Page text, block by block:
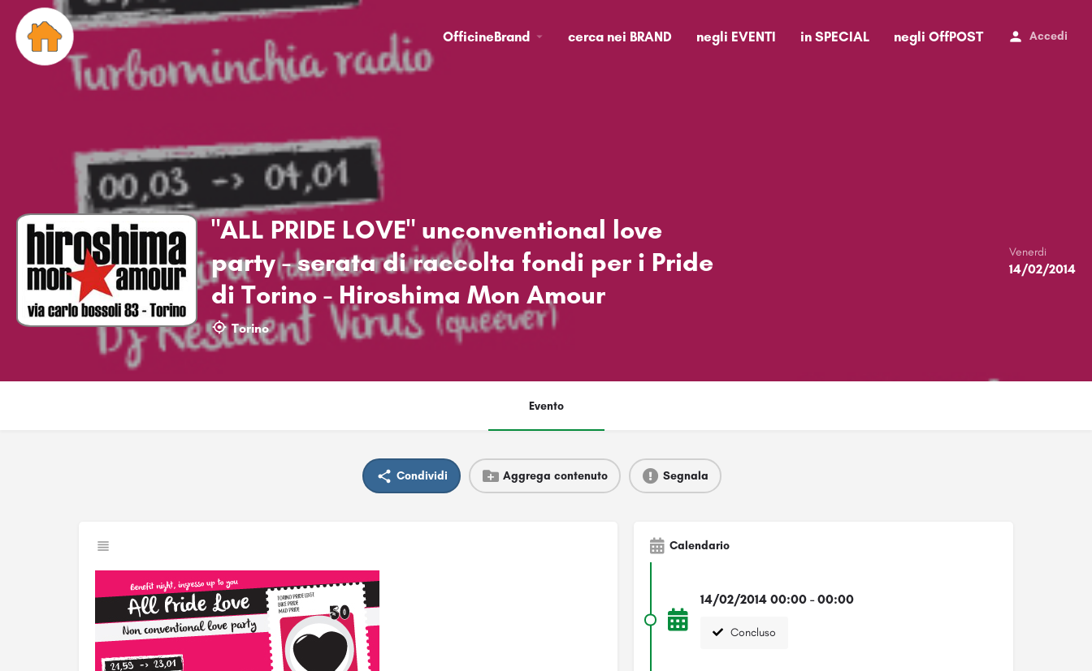
OfficineBrand cerca nei BRAND negli EVENTI in SPECIAL negli OffPOST Accedi
"ALL PRIDE LOVE" unconventional love
party - serata di raccolta fondi per i Pride
di Torino - Hiroshima Mon Amour
Torino
Venerdi
14/02/2014
Evento
Condividi Aggrega contenuto Segnala
Calendario
14/02/2014 00:00 - 00:00
Concluso